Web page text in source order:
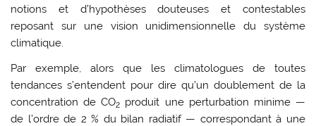
notions et d’hypothèses douteuses et contestables
reposant sur une vision unidimensionnelle du système
climatique.
Par exemple, alors que les climatologues de toutes
tendances s’entendent pour dire qu’un doublement de la
concentration de CO2 produit une perturbation minime —
de l’ordre de 2 % du bilan radiatif — correspondant à une